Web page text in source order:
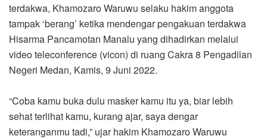
terdakwa, Khamozaro Waruwu selaku hakim anggota
tampak ‘berang’ ketika mendengar pengakuan terdakwa
Hisarma Pancamotan Manalu yang dihadirkan melalui
video teleconference (vicon) di ruang Cakra 8 Pengadilan
Negeri Medan, Kamis, 9 Juni 2022.
“Coba kamu buka dulu masker kamu itu ya, biar lebih
sehat terlihat kamu, kurang ajar, saya dengar
keteranganmu tadi,” ujar hakim Khamozaro Waruwu